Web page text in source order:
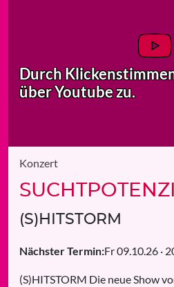
Durch Klicken
über Youtube zu.
Konzert
(S)HITSTORM
Nächster Termin:Fr 09.10.26 ·
(S)HITSTORM Die neue Show